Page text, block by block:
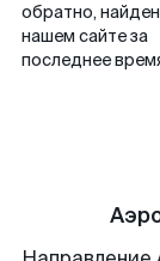
обратно,
нашем сайте за
последнее